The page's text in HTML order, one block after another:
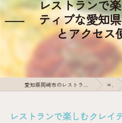
レストランで
ティブな愛知
とアクセス
愛知県岡崎市のレストランならPie Chefs Kitchen HOLY PLACE コラム
レストランで楽しむクレイ